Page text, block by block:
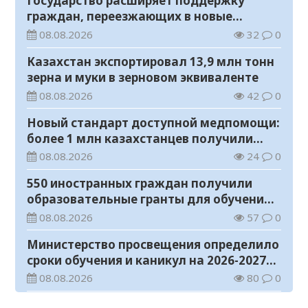
граждан, переезжающих в новые
регионы для работы
08.08.2026 32 0
Казахстан экспортировал 13,9 млн тонн
зерна и муки в зерновом эквиваленте
08.08.2026 42 0
Новый стандарт доступной медпомощи:
более 1 млн казахстанцев получили
телемедицинские услуги
08.08.2026 24 0
550 иностранных граждан получили
образовательные гранты для обучения в
Казахстане
08.08.2026 57 0
Министерство просвещения определило
сроки обучения и каникул на 2026-2027
учебный год
08.08.2026 80 0